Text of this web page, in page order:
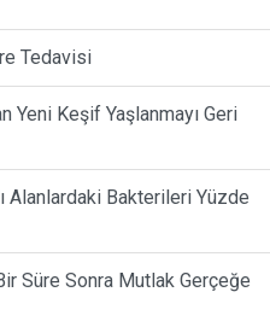
Tedavisi
Yeni Keşif Yaşlanmayı Geri
Alanlardaki Bakterileri Yüzde
Süre Sonra Mutlak Gerçeğe